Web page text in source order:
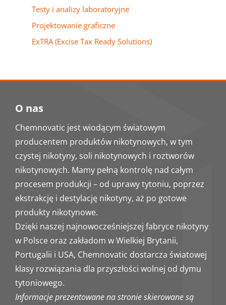
Testy i analizy laboratoryjne
Projektowanie graficzne
ExTRA (Excise Tax Ready Solutions)
O nas
Chemnovatic jest wiodącym światowym
producentem produktów nikotynowych, w tym
czystej nikotyny, soli nikotynowych i roztworów
nikotynowych. Mamy pełną kontrolę nad całym
procesem produkcji – od uprawy tytoniu, poprzez
ekstrakcję i destylację nikotyny, aż po gotowe
produkty nikotynowe.
Dzięki naszej najnowocześniejszej fabryce nikotyny
w Polsce oraz zakładom w Wielkiej Brytanii,
Portugalii i USA, Chemnovatic dostarcza światowej
klasy rozwiązania dla przyszłości wolnej od dymu
tytoniowego.
Informacje prezentowane na stronie skierowane są